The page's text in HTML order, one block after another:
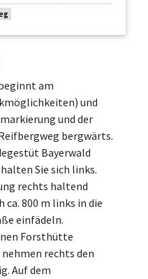
am
und
und der
bergwärts.
Bayerwald
Sie sich links.
rechts haltend
ca. 800 m links in die
einfädeln.
Forsthütte
rechts den
Auf dem